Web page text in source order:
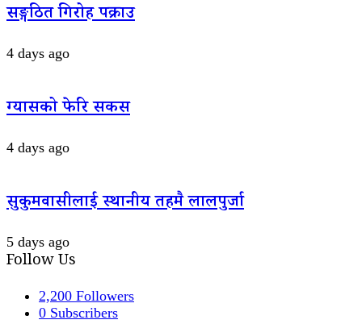
सङ्गठित गिरोह पक्राउ
4 days ago
ग्यासको फेरि सकस
4 days ago
सुकुमवासीलाई स्थानीय तहमै लालपुर्जा
5 days ago
Follow Us
2,200 Followers
0 Subscribers